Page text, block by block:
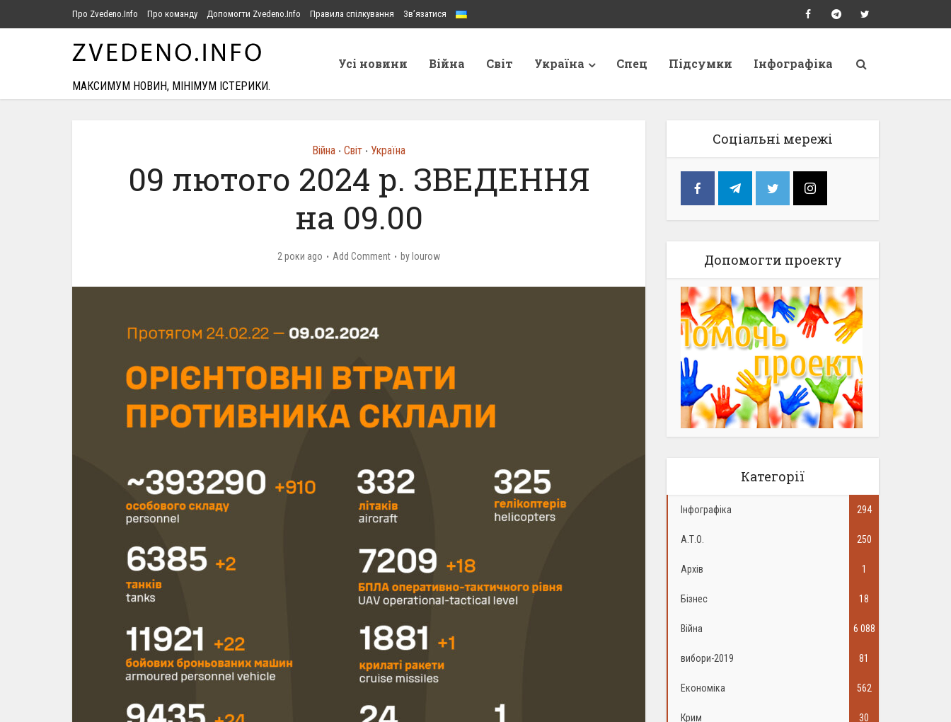
Про Zvedeno.Info Про команду Допомогти Zvedeno.Info Правила спілкування Зв’язатися
МАКСИМУМ НОВИН, МІНІМУМ ІСТЕРИКИ.
Усі новини Війна Світ Україна Спец Підсумки Інфографіка
Війна • Світ • Україна
09 лютого 2024 р. ЗВЕДЕННЯ
на 09.00
2 роки ago Add Comment by lourow
Соціальні мережі
Допомогти проекту
Категорії
Інфографіка 294
А.Т.О. 250
Архів 1
Бізнес 18
Війна 6 088
вибори-2019 81
Економіка 562
Крим 30